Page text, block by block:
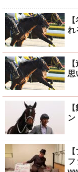
れ
思
ン
フ